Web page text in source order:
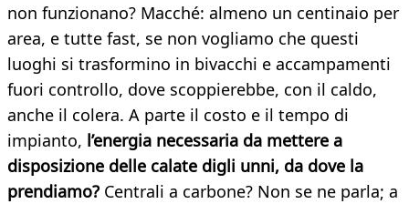
non funzionano? Macché: almeno un centinaio per
area, e tutte fast, se non vogliamo che questi
luoghi si trasformino in bivacchi e accampamenti
fuori controllo, dove scoppierebbe, con il caldo,
anche il colera. A parte il costo e il tempo di
impianto, l’energia necessaria da mettere a
disposizione delle calate digli unni, da dove la
prendiamo? Centrali a carbone? Non se ne parla; a